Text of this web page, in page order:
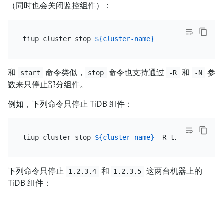
（同时也会关闭监控组件）：
tiup cluster stop ${cluster-name}
和 start 命令类似， stop 命令也支持通过 -R 和 -N
参
数来只停止部分组件。
例如，下列命令只停止 TiDB 组件：
tiup cluster stop ${cluster-name}
下列命令只停止 1.2.3.4 和 1.2.3.5
这两台机器上的
TiDB 组件：